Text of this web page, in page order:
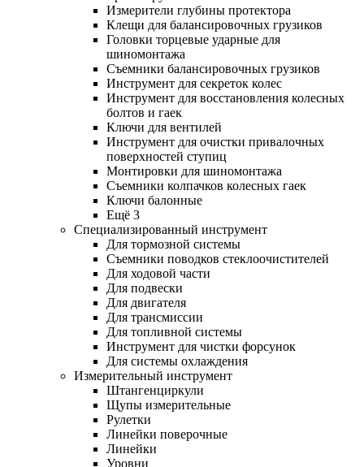
Измерители глубины протектора
Клещи для балансировочных грузиков
Головки торцевые ударные для
шиномонтажа
Съемники балансировочных грузиков
Инструмент для секреток колес
Инструмент для восстановления колесных
болтов и гаек
Ключи для вентилей
Инструмент для очистки привалочных
поверхностей ступиц
Монтировки для шиномонтажа
Съемники колпачков колесных гаек
Ключи балонные
Ещё 3
Специализированный инструмент
Для тормозной системы
Съемники поводков стеклоочистителей
Для ходовой части
Для подвески
Для двигателя
Для трансмиссии
Для топливной системы
Инструмент для чистки форсунок
Для системы охлаждения
Измерительный инструмент
Штангенциркули
Щупы измерительные
Рулетки
Линейки поверочные
Линейки
Уровни